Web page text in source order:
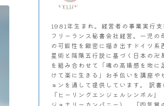
1981年生まれ。経営者の事業実行支
フリーランス秘書会社経営。一児の
の可能性を緻密に描き出すドイツ系
星術と陰陽五行説に基づく日本の卍
を組み合わせて「魂の高揚感を地に
けて楽に生きる」お手伝いを講座や
ョンを通して提供しています。 訳書
『ヒーリングエンジェルシンボル』